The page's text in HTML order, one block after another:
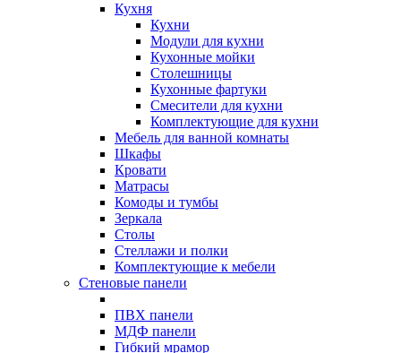
Кухня
Кухни
Модули для кухни
Кухонные мойки
Столешницы
Кухонные фартуки
Смесители для кухни
Комплектующие для кухни
Мебель для ванной комнаты
Шкафы
Кровати
Матрасы
Комоды и тумбы
Зеркала
Столы
Стеллажи и полки
Комплектующие к мебели
Стеновые панели
ПВХ панели
МДФ панели
Гибкий мрамор